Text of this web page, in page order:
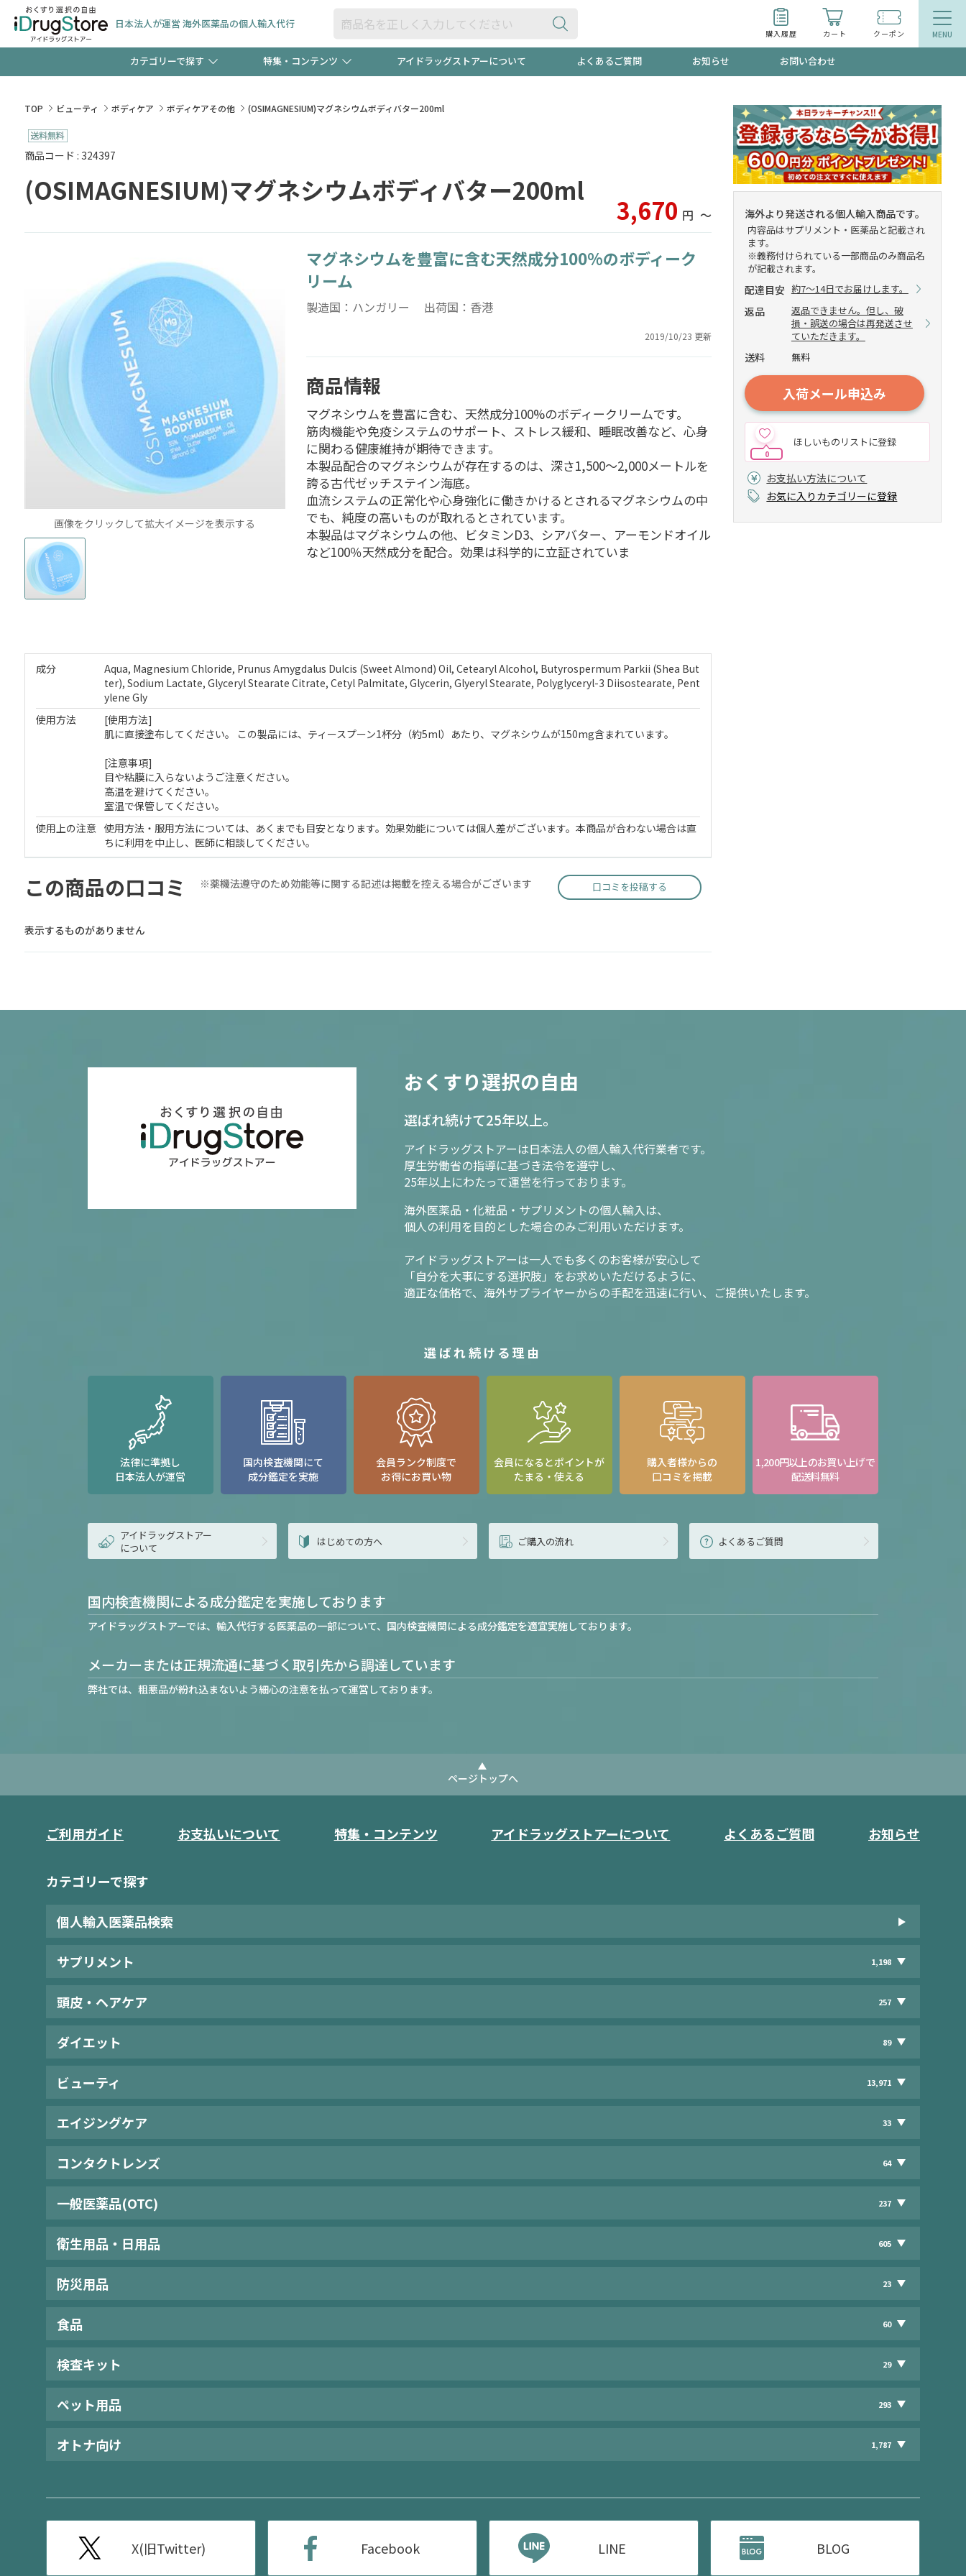
日本法人が運営 海外医薬品の個人輸入代行
購入履歴 カート クーポン
カテゴリーで探す
食品
検査キット ペット用品 オトナ向け
特集・コンテンツ
【週末限定】新規会員登録ポイント2倍600円分プレ
【早割】お得なクーポン"3種類"出現中！今月のスト
極冷メントールで、夏の頭皮ストレスを完全リセッ
ト！
新規登録で！今すぐ使えるクーポンプレゼント中！！
当店スタッフが贈る音声プログラム 友だち大募集！限定クーポンも不定期配信
アイドラッグストアーについて よくあるご質問 お知らせ お問い合わせ
TOP ビューティ ボディケア ボディケアその他 (OSIMAGNESIUM)マグネシウムボディバター200ml
商品コード : 324397
(OSIMAGNESIUM)マグネシウムボディバター200ml
3,670 円 〜
画像をクリックして拡大イメージを表示する
マグネシウムを豊富に含む天然成分100%のボディーク
リーム
製造国：ハンガリー 出荷国：香港
2019/10/23 更新
商品情報
マグネシウムを豊富に含む、天然成分100%のボディークリームです。
筋肉機能や免疫システムのサポート、ストレス緩和、睡眠改善など、心身
に関わる健康維持が期待できます。
本製品配合のマグネシウムが存在するのは、深さ1,500～2,000メートルを
誇る古代ゼッチステイン海底。
血流システムの正常化や心身強化に働きかけるとされるマグネシウムの中
でも、純度の高いものが取れるとされています。
本製品はマグネシウムの他、ビタミンD3、シアバター、アーモンドオイル
など100％天然成分を配合。効果は科学的に立証されていま
海外より発送される個人輸入商品です。
内容品はサプリメント・医薬品と記載され
ます。
※義務付けられている一部商品のみ商品名
が記載されます。
配達目安 約7～14日でお届けします。
返品
返品できません。但し、破
損・誤送の場合は再発送させ
ていただきます。
送料 無料
入荷メール申込み
ほしいものリストに登録
0
お支払い方法について
お気に入りカテゴリーに登録
成分
Aqua, Magnesium Chloride, Prunus Amygdalus Dulcis (Sweet Almond) Oil, Cetearyl Alcohol, Butyrospermum Parkii (Shea But
ter), Sodium Lactate, Glyceryl Stearate Citrate, Cetyl Palmitate, Glycerin, Glyeryl Stearate, Polyglyceryl-3 Diisostearate, Pent
ylene Gly
使用方法
[使用方法]
肌に直接塗布してください。 この製品には、ティースプーン1杯分（約5ml）あたり、マグネシウムが150mg含まれています。
[注意事項]
目や粘膜に入らないようご注意ください。
高温を避けてください。
室温で保管してください。
使用上の注意 使用方法・服用方法については、あくまでも目安となります。効果効能については個人差がございます。本商品が合わない場合は直
ちに利用を中止し、医師に相談してください。
この商品の口コミ ※薬機法遵守のため効能等に関する記述は掲載を控える場合がございます 口コミを投稿する
表示するものがありません
おくすり選択の自由
選ばれ続けて25年以上。
アイドラッグストアーは日本法人の個人輸入代行業者です。
厚生労働省の指導に基づき法令を遵守し、
25年以上にわたって運営を行っております。
海外医薬品・化粧品・サプリメントの個人輸入は、
個人の利用を目的とした場合のみご利用いただけます。
アイドラッグストアーは一人でも多くのお客様が安心して
「自分を大事にする選択肢」をお求めいただけるように、
適正な価格で、海外サプライヤーからの手配を迅速に行い、ご提供いたします。
選ばれ続ける理由
法律に準拠し
日本法人が運営
国内検査機関にて
成分鑑定を実施
会員ランク制度で
お得にお買い物
会員になるとポイントが
たまる・使える
購入者様からの
口コミを掲載
1,200円以上のお買い上げで
配送料無料
アイドラッグストアー
について
はじめての方へ ご購入の流れ よくあるご質問
国内検査機関による成分鑑定を実施しております
アイドラッグストアーでは、輸入代行する医薬品の一部について、国内検査機関による成分鑑定を適宜実施しております。
メーカーまたは正規流通に基づく取引先から調達しています
弊社では、粗悪品が紛れ込まないよう細心の注意を払って運営しております。
ページトップへ
ご利用ガイド お支払いについて 特集・コンテンツ アイドラッグストアーについて よくあるご質問 お知らせ
カテゴリーで探す
個人輸入医薬品検索
サプリメント 1,198
頭皮・ヘアケア 257
ダイエット 89
ビューティ 13,971
エイジングケア 33
コンタクトレンズ 64
一般医薬品(OTC) 237
衛生用品・日用品 605
防災用品 23
食品 60
検査キット 29
ペット用品 293
オトナ向け 1,787
X(旧Twitter) Facebook LINE BLOG